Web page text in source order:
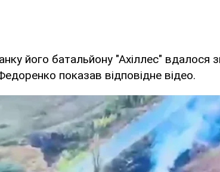
його батальйону "Ахіллес" вдалося
показав відповідне відео.